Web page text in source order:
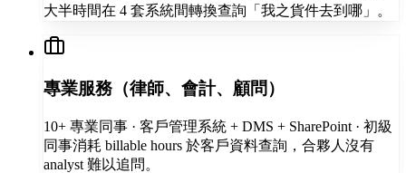
大半時間在 4 套系統間轉換查詢「我之貨件去到哪」。
專業服務（律師、會計、顧問）
10+ 專業同事 · 客戶管理系統 + DMS + SharePoint · 初級
同事消耗 billable hours 於客戶資料查詢，合夥人沒有
analyst 難以追問。